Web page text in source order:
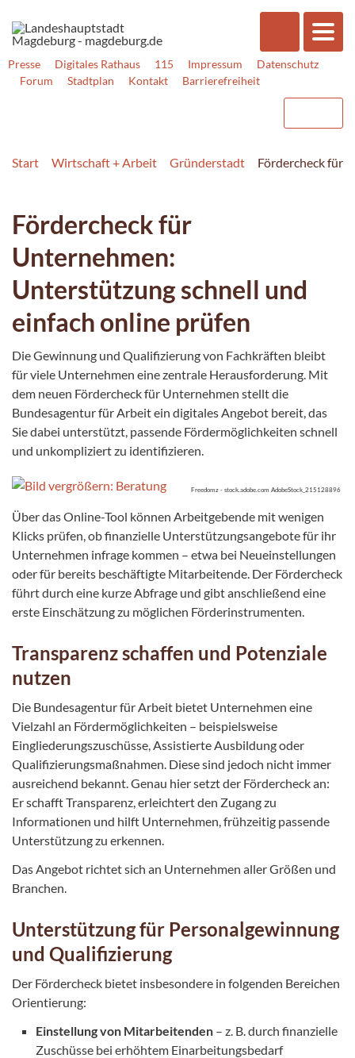
Presse Digitales Rathaus 115 Impressum
Datenschutz
Forum
Stadtplan Kontakt Barrierefreiheit
Start Wirtschaft + Arbeit Gründerstadt Fördercheck für
Fördercheck für
Unternehmen:
Unterstützung schnell und
einfach online prüfen
Die Gewinnung und Qualifizierung von Fachkräften bleibt
für viele Unternehmen eine zentrale Herausforderung. Mit
dem neuen Fördercheck für Unternehmen stellt die
Bundesagentur für Arbeit ein digitales Angebot bereit, das
Sie dabei unterstützt, passende Fördermöglichkeiten schnell
und unkompliziert zu identifizieren.
Freedomz - stock.adobe.com AdobeStock_215128896
Über das Online-Tool können Arbeitgebende mit wenigen
Klicks prüfen, ob finanzielle Unterstützungsangebote für ihr
Unternehmen infrage kommen – etwa bei Neueinstellungen
oder für bereits beschäftigte Mitarbeitende. Der Fördercheck
führt durch eine kurze Abfrage und gibt anschließend eine
erste Einschätzung zu möglichen Förderinstrumenten.
Transparenz schaffen und Potenziale
nutzen
Die Bundesagentur für Arbeit bietet Unternehmen eine
Vielzahl an Fördermöglichkeiten – beispielsweise
Eingliederungszuschüsse, Assistierte Ausbildung oder
Qualifizierungsmaßnahmen. Diese sind jedoch nicht immer
ausreichend bekannt. Genau hier setzt der Fördercheck an:
Er schafft Transparenz, erleichtert den Zugang zu
Informationen und hilft Unternehmen, frühzeitig passende
Unterstützung zu erkennen.
Das Angebot richtet sich an Unternehmen aller Größen und
Branchen.
Unterstützung für Personalgewinnung
und Qualifizierung
Der Fördercheck bietet insbesondere in folgenden Bereichen
Orientierung:
Einstellung von Mitarbeitenden – z. B. durch finanzielle
Zuschüsse bei erhöhtem Einarbeitungsbedarf